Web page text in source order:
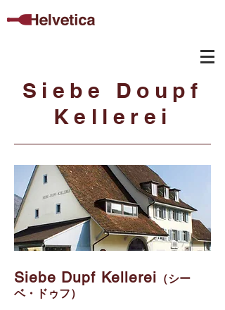
Siebe Doupf
Kellerei
Siebe Dupf Kellerei （シー
ベ・ドゥフ）